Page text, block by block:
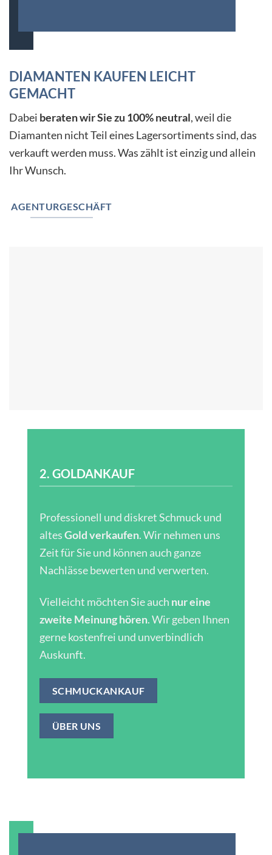
DIAMANTEN KAUFEN LEICHT
GEMACHT
Dabei beraten wir Sie zu 100% neutral, weil die
Diamanten nicht Teil eines Lagersortiments sind, das
verkauft werden muss. Was zählt ist einzig und allein
Ihr Wunsch.
AGENTURGESCHÄFT
2. GOLDANKAUF
Professionell und diskret Schmuck und
altesGold verkaufen. Wir nehmen uns
Zeit für Sie und können auch ganze
Nachlässe bewerten und verwerten.
Vielleicht möchten Sie auch nur eine
zweite Meinung hören. Wir geben Ihnen
gerne kostenfrei und unverbindlich
Auskunft.
SCHMUCKANKAUF
ÜBER UNS